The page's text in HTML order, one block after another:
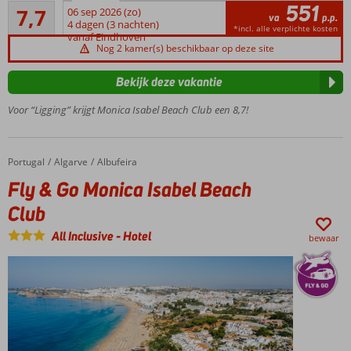
familie
of met
vrienden
Met één
voet al op
het
prachtige
2
zwembaden
kinderbad
Restaurant
met
uitzicht
over zee
ontspannen
o.b.v. All
Inclusive
7,7
Goed
26
beoordelingen
06 sep 2026 (zo)
4 dagen (3 nachten)
vanaf Eindhoven
va 551 p.p.
*incl. alle verplichte kosten
Nog 2 kamer(s) beschikbaar op deze site
Voor “Ligging” krijgt Monica Isabel Beach Club een 8,7!
Bekijk deze vakantie
Home
Portugal Algarve Albufeira
Fly & Go Monica Isabel Beach Club
Fly & Go Monica Isabel Beach
Club
All Inclusive-Hotel bewaar